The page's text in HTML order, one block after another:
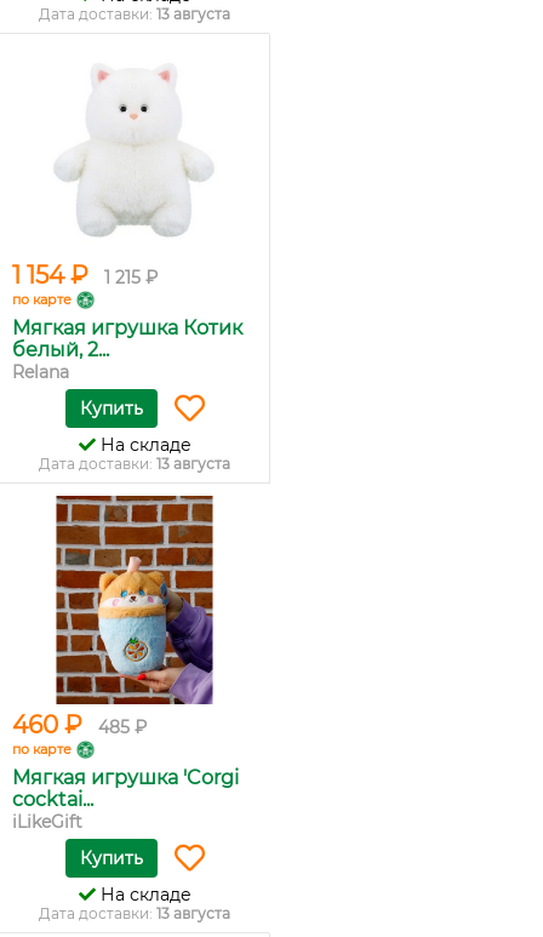
Дата доставки: 13 августа
1 154 ₽ 1 215 ₽
по карте
Мягкая игрушка Котик
белый, 2...
Relana
Купить
На складе
Дата доставки: 13 августа
460 ₽ 485 ₽
по карте
Мягкая игрушка 'Corgi
cocktai...
iLikeGift
Купить
На складе
Дата доставки: 13 августа